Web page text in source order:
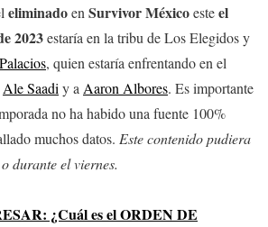
eliminadoen Survivor Méxicoesteel
2023estaría en la tribu de Los Elegidos y
, quien estaría enfrentando en el
Ale Saadi y a Aaron Albores. Es importante
no ha habido una fuente 100%
muchos datos. Este contenido pudiera
durante el viernes.
¿Cuál es el ORDEN DE